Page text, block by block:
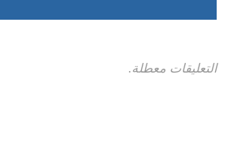
التعليقات معطلة.